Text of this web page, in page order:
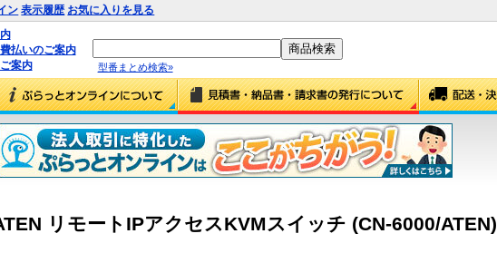
ン 表示履歴 お気に入りを見る
払いのご案内
案内
型番まとめ検索»
リモートIPアクセスKVMスイッチ (CN-6000/ATEN)